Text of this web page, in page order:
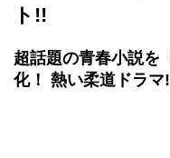
ト!!
超話題の青春小説を
化！ 熱い柔道ドラマ